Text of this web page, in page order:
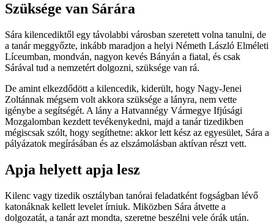
Szüksége van Sárára
Sára kilencediktől egy távolabbi városban szeretett volna tanulni, de
a tanár meggyőzte, inkább maradjon a helyi Németh László Elméleti
Líceumban, mondván, nagyon kevés Bányán a fiatal, és csak
Sárával tud a nemzetért dolgozni, szüksége van rá.
De amint elkezdődött a kilencedik, kiderült, hogy Nagy-Jenei
Zoltánnak mégsem volt akkora szüksége a lányra, nem vette
igénybe a segítségét. A lány a Hatvannégy Vármegye Ifjúsági
Mozgalomban kezdett tevékenykedni, majd a tanár tizedikben
mégiscsak szólt, hogy segíthetne: akkor lett kész az egyesület, Sára a
pályázatok megírásában és az elszámolásban aktívan részt vett.
Apja helyett apja lesz
Kilenc vagy tizedik osztályban tanórai feladatként fogságban lévő
katonáknak kellett levelet írniuk. Miközben Sára átvette a
dolgozatát, a tanár azt mondta, szeretne beszélni vele órák után.